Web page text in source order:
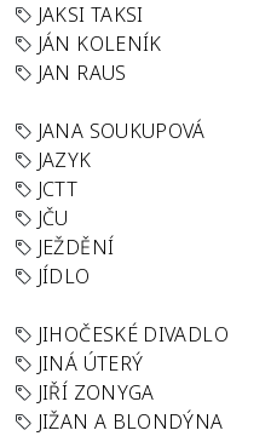
JAKSI TAKSI
JÁN KOLENÍK
JAN RAUS
JANA SOUKUPOVÁ
JAZYK
JCTT
JČU
JEŽDĚNÍ
JÍDLO
JIHOČESKÉ DIVADLO
JINÁ ÚTERÝ
JIŘÍ ZONYGA
JIŽAN A BLONDÝNA